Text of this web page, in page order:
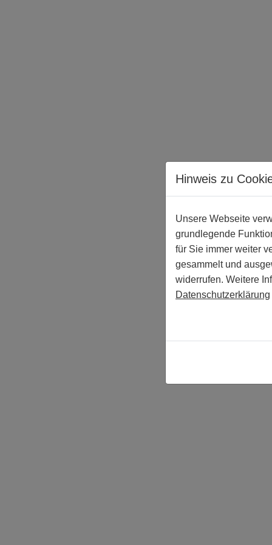
Hinweis zu
Unsere Webseite
grundlegende
für Sie immer weiter
gesammelt und
widerrufen. Weitere
Datenschutzerklärung